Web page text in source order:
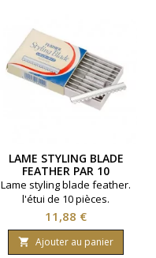
LAME STYLING BLADE
FEATHER PAR 10
Lame styling blade feather.
l'étui de 10 pièces.
Prix
11,88 €
 Ajouter au panier